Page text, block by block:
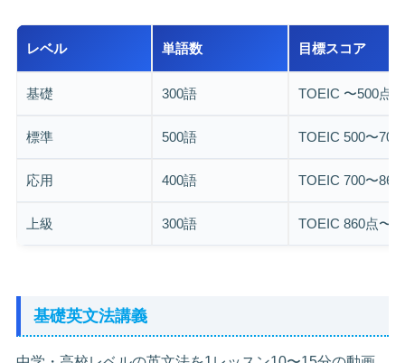
レベル 単語数 目標スコア
基礎 300語 TOEIC 〜500点
標準 500語 TOEIC 500〜700
応用 400語 TOEIC 700〜860
上級 300語 TOEIC 860点〜
基礎英文法講義